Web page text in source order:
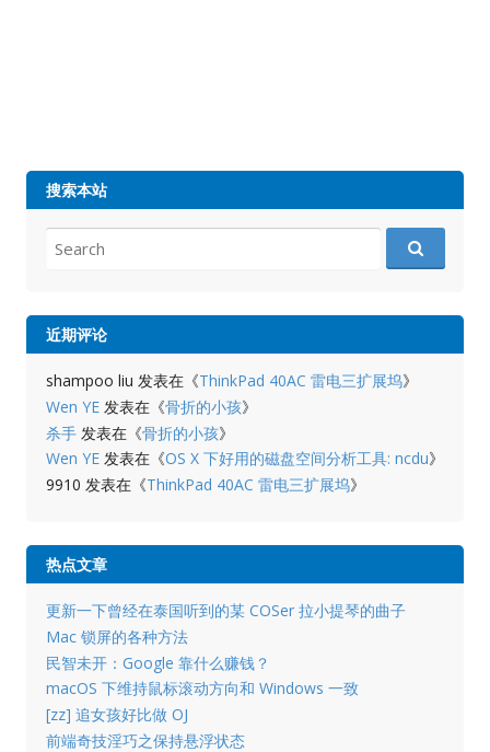
搜索本站
for:
近期评论
shampoo liu 发表在《ThinkPad 40AC 雷电三扩展坞》
Wen YE发表在《骨折的小孩》
杀手发表在《骨折的小孩》
Wen YE发表在《OS X 下好用的磁盘空间分析工具: ncdu》
9910 发表在《ThinkPad 40AC 雷电三扩展坞》
热点文章
更新一下曾经在泰国听到的某 COSer 拉小提琴的曲子
Mac 锁屏的各种方法
民智未开：Google 靠什么赚钱？
macOS 下维持鼠标滚动方向和 Windows 一致
[zz] 追女孩好比做 OJ
前端奇技淫巧之保持悬浮状态